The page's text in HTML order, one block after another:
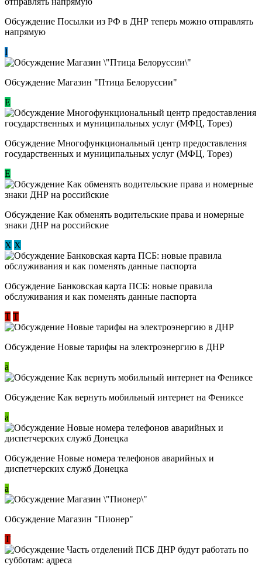
Обсуждение Посылки из РФ в ДНР теперь можно отправлять
напрямую
I
Обсуждение Магазин "Птица Белоруссии"
Е
Обсуждение Многофункциональный центр предоставления
государственных и муниципальных услуг (МФЦ, Торез)
E
Обсуждение ​Как обменять водительские права и номерные
знаки ДНР на российские
Х Х
Обсуждение ​Банковская карта ПСБ: новые правила
обслуживания и как поменять данные паспорта
Т Т
Обсуждение Новые тарифы на электроэнергию в ДНР
a
Обсуждение Как вернуть мобильный интернет на Фениксе
a
Обсуждение Новые номера телефонов аварийных и
диспетчерских служб Донецка
a
Обсуждение Магазин "Пионер"
Т